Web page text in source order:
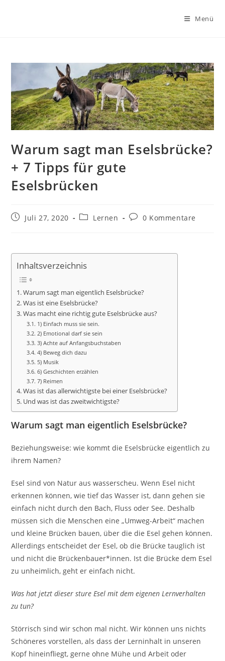
Menü
Warum sagt man Eselsbrücke?
+ 7 Tipps für gute
Eselsbrücken
BeitragJuli 27, 2020
Beitrags-
Lernen
Beitrags-
0 Kommentare
Inhaltsverzeichnis
Warum sagt man eigentlich Eselsbrücke?
Was ist eine Eselsbrücke?
Was macht eine richtig gute Eselsbrücke aus?
1) Einfach muss sie sein.
2) Emotional darf sie sein
3) Achte auf Anfangsbuchstaben
4) Beweg dich dazu
5) Musik
6) Geschichten erzählen
7) Reimen
Was ist das allerwichtigste bei einer Eselsbrücke?
Und was ist das zweitwichtigste?
Warum sagt man eigentlich Eselsbrücke?
Beziehungsweise: wie kommt die Eselsbrücke eigentlich zu
ihrem Namen?
Esel sind von Natur aus wasserscheu. Wenn Esel nicht
erkennen können, wie tief das Wasser ist, dann gehen sie
einfach nicht durch den Bach, Fluss oder See. Deshalb
müssen sich die Menschen eine „Umweg-Arbeit“ machen
und kleine Brücken bauen, über die die Esel gehen können.
Allerdings entscheidet der Esel, ob die Brücke tauglich ist
und nicht die Brückenbauer*innen. Ist die Brücke dem Esel
zu unheimlich, geht er einfach nicht.
Was hat jetzt dieser sture Esel mit dem eigenen Lernverhalten
zu tun?
Störrisch sind wir schon mal nicht. Wir können uns nichts
Schöneres vorstellen, als dass der Lerninhalt in unseren
Kopf hineinfliegt, gerne ohne Mühe und Arbeit oder